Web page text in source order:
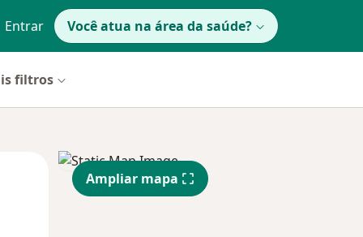
Entrar Você atua na área da saúde?
filtros
Qui,
13 Ago
Sex,
14 Ago
Ampliar mapa